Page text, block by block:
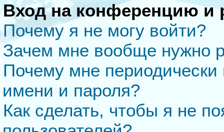
Вход на конференцию и
Почему я не могу войти?
Зачем мне вообще нужно
Почему мне периодически
имени и пароля?
Как сделать, чтобы я не